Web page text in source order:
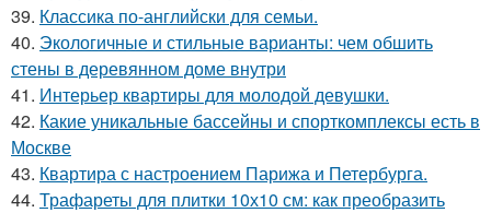
39. Классика по-английски для семьи.
40. Экологичные и стильные варианты: чем обшить
стены в деревянном доме внутри
41. Интерьер квартиры для молодой девушки.
42. Какие уникальные бассейны и спорткомплексы есть в
Москве
43. Квартира с настроением Парижа и Петербурга.
44. Трафареты для плитки 10х10 см: как преобразить